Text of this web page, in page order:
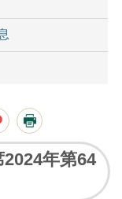
年第64